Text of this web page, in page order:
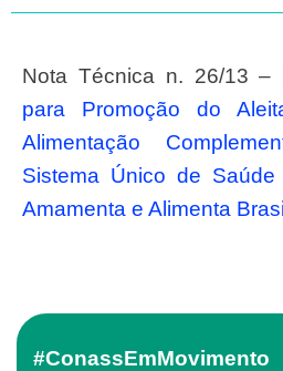
Nota Técnica n. 26/13 –
para Promoção do
Alimentação
Sistema Único de
Amamenta e Alimenta Brasil
#ConassEmMovimento